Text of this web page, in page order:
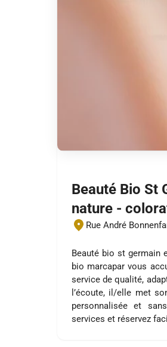
Beauté Bio St
nature -
Rue André
Beauté bio st germain
bio marcapar vous
service de qualité,
l’écoute, il/elle met
personnalisée et
services et réservez